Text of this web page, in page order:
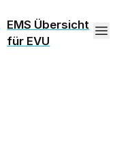
EMS Übersicht
für EVU